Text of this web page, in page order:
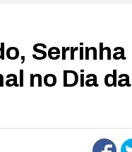
Serrinha
no Dia da